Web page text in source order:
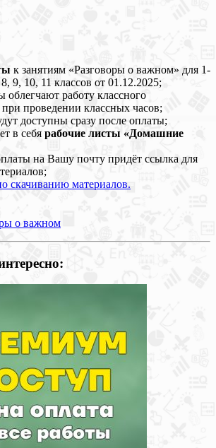
к занятиям «Разговоры о важном» для 1-
9, 10, 11 классов от 01.12.2025;
облегчают работу классного
при проведении классных часов;
доступны сразу после оплаты;
в себя рабочие листы «Домашние
на Вашу почту придёт ссылка для
скачиванию материалов.
о важном